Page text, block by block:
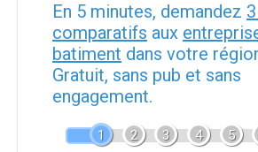
En 5 minutes, demandez
comparatifs aux
batiment dans votre
Gratuit, sans pub et sans
engagement.
1 2 3 4 5